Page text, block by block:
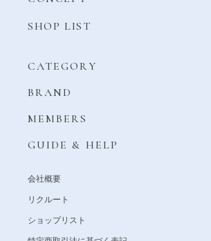
SHOP LIST
CATEGORY
BRAND
MEMBERS
GUIDE & HELP
会社概要
リクルート
ショップリスト